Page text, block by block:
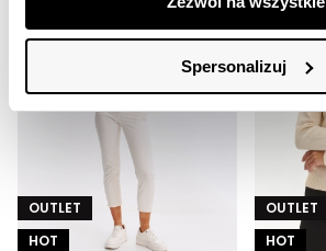
Spersonalizuj
OUTLET
HOT
OUTLET
HOT